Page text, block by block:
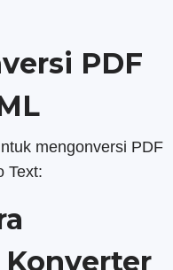
PDF
mengonversi PDF
Text: